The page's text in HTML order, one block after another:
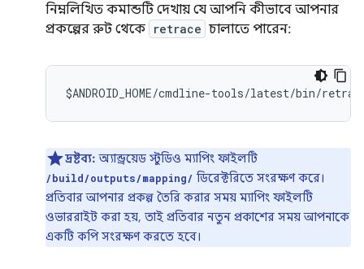
নিম্নলিখিত কমান্ডটি দেখায় যে আপনি কীভাবে আপনার
প্রকল্পের রুট থেকে retrace চালাতে পারেন:
দ্রষ্টব্য: অ্যান্ড্রয়েড স্টুডিও ম্যাপিং ফাইলটি
/build/outputs/mapping/ ডিরেক্টরিতে সংরক্ষণ করে।
প্রতিবার আপনার প্রকল্প তৈরি করার সময় ম্যাপিং ফাইলটি
ওভাররাইট করা হয়, তাই প্রতিবার নতুন প্রকাশের সময় আপনাকে
একটি কপি সংরক্ষণ করতে হবে।